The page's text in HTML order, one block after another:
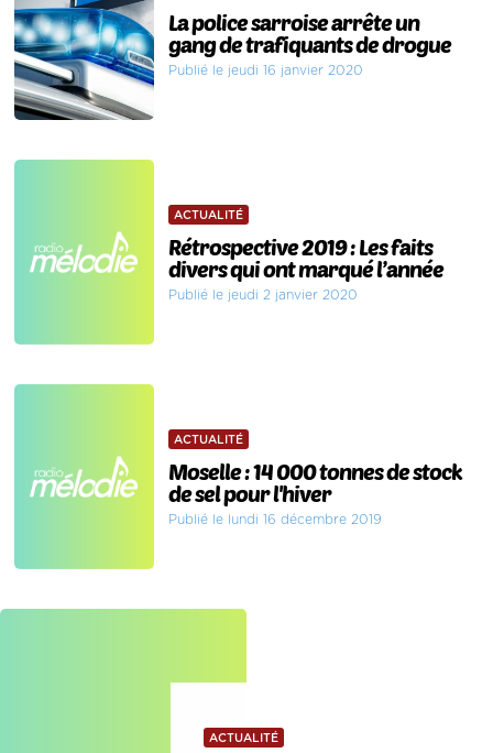
La police sarroise arrête un
gang de trafiquants de drogue
Publié le jeudi 16 janvier 2020
ACTUALITÉ
Rétrospective 2019 : Les faits
divers qui ont marqué l’année
Publié le jeudi 2 janvier 2020
ACTUALITÉ
Moselle : 14 000 tonnes de stock
de sel pour l'hiver
Publié le lundi 16 décembre 2019
ACTUALITÉ